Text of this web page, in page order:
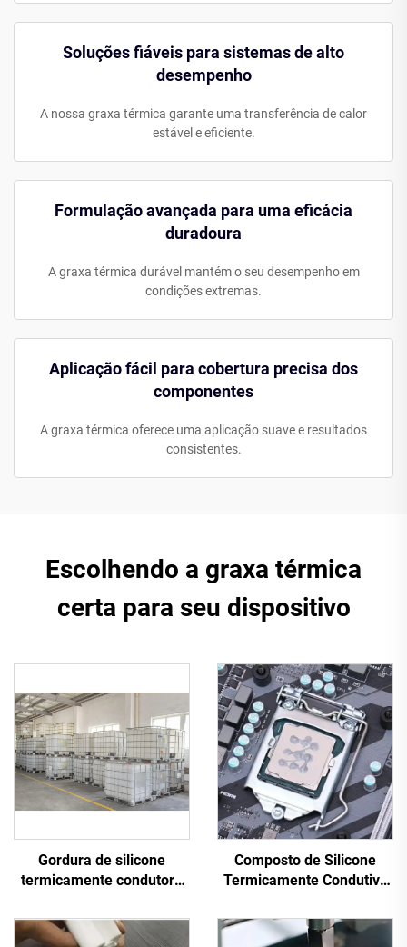
Soluções fiáveis para sistemas de alto
desempenho
A nossa graxa térmica garante uma transferência de calor
estável e eficiente.
Formulação avançada para uma eficácia
duradoura
A graxa térmica durável mantém o seu desempenho em
condições extremas.
Aplicação fácil para cobertura precisa dos
componentes
A graxa térmica oferece uma aplicação suave e resultados
consistentes.
Escolhendo a graxa térmica
certa para seu dispositivo
Gordura de silicone
termicamente condutora
Composto de Silicone
Termicamente Condutivo
A&B C-628